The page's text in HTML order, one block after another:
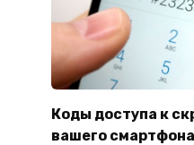
Коды доступа к
вашего смартфона